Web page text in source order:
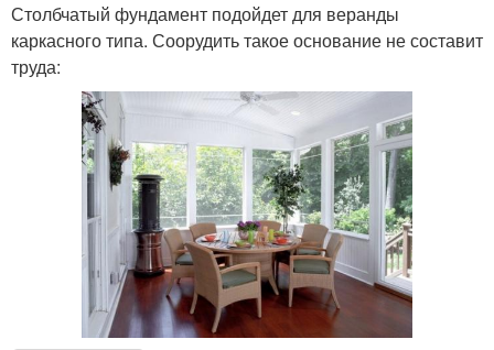
Столбчатый фундамент подойдет для веранды
каркасного типа. Соорудить такое основание не составит
труда: